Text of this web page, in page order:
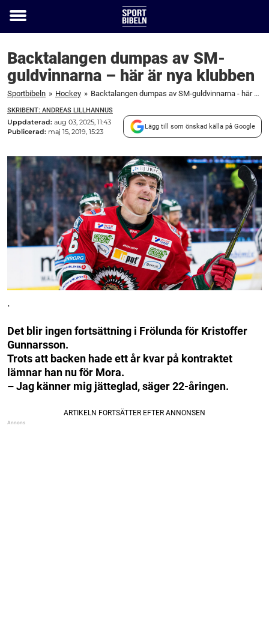
Toggle
Backtalangen dumpas av SM-
guldvinnarna – här är nya klubben
Sportbibeln » Hockey » Backtalangen dumpas av SM-guldvinnarna - här är nya klubben
SKRIBENT: ANDREAS LILLHANNUS
Uppdaterad: aug 03, 2025, 11:43
Publicerad: maj 15, 2019, 15:23
Lägg till som önskad källa på Google
.
Det blir ingen fortsättning i Frölunda för Kristoffer
Gunnarsson.
Trots att backen hade ett år kvar på kontraktet
lämnar han nu för Mora.
– Jag känner mig jätteglad, säger 22-åringen.